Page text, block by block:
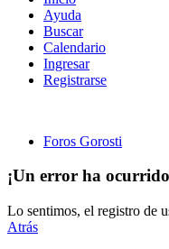
Ayuda
Buscar
Calendario
Ingresar
Registrarse
Foros Gorosti
¡Un error ha
Lo sentimos, el registro de
Atrás